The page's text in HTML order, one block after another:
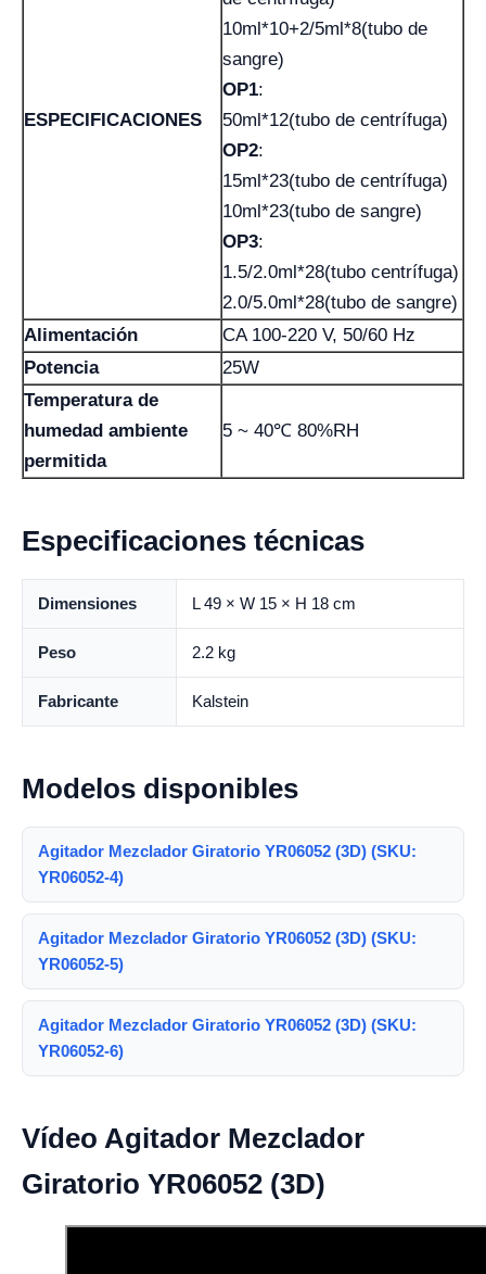
ESPECIFICACIONES
10ml*10+2/5ml*8(tubo de
sangre)
OP1:
50ml*12(tubo de centrífuga)
OP2:
15ml*23(tubo de centrífuga)
10ml*23(tubo de sangre)
OP3:
1.5/2.0ml*28(tubo centrífuga)
2.0/5.0ml*28(tubo de sangre)
Alimentación
CA 100-220 V, 50/60 Hz
Potencia
25W
Temperatura de
humedad ambiente
permitida
5 ~ 40℃ 80%RH
Especificaciones técnicas
Dimensiones L 49 × W 15 × H 18 cm
Peso 2.2 kg
Fabricante Kalstein
Modelos disponibles
Agitador Mezclador Giratorio YR06052 (3D) (SKU:
YR06052-4)
Agitador Mezclador Giratorio YR06052 (3D) (SKU:
YR06052-5)
Agitador Mezclador Giratorio YR06052 (3D) (SKU:
YR06052-6)
Vídeo Agitador Mezclador
Giratorio YR06052 (3D)